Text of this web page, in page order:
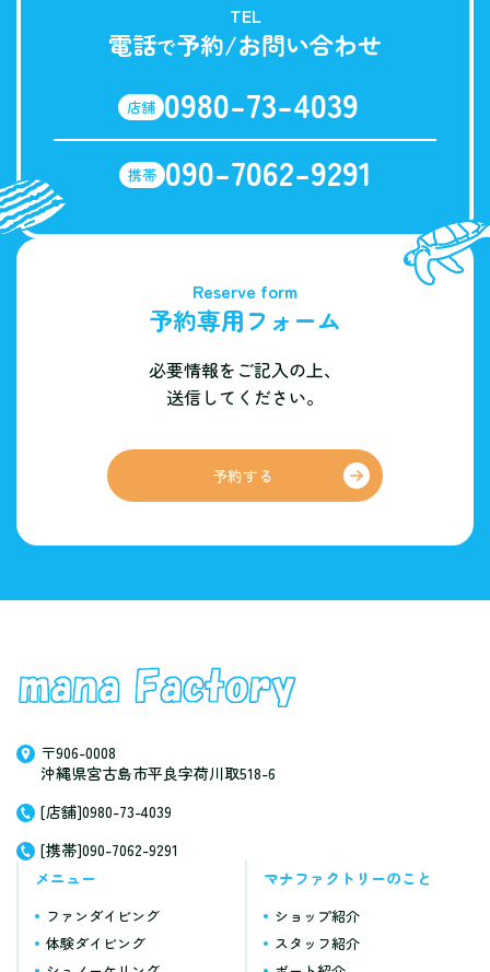
TEL
電話で予約/お問い合わせ
店舗 0980-73-4039
携帯 090-7062-9291
Reserve form
予約専用フォーム
必要情報をご記入の上、
送信してください。
予約する
〒906-0008
沖縄県宮古島市平良字荷川取518-6
[店舗]0980-73-4039
[携帯]090-7062-9291
メニュー
ファンダイビング
体験ダイビング
マナファクトリーのこと
ショップ紹介
スタッフ紹介